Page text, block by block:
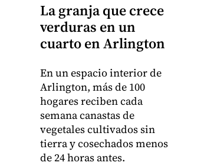
La granja que crece
verduras en un
cuarto en Arlington
En un espacio interior de
Arlington, más de 100
hogares reciben cada
semana canastas de
vegetales cultivados sin
tierra y cosechados menos
de 24 horas antes.